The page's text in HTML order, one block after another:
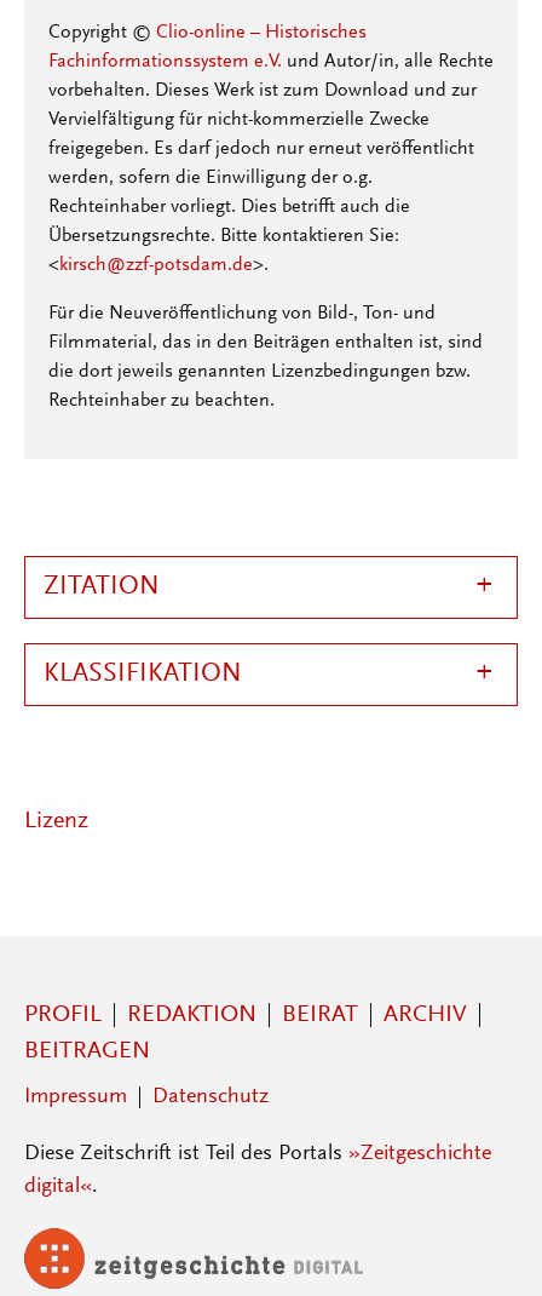
Copyright © Clio-online – Historisches
Fachinformationssystem e.V. und Autor/in, alle Rechte
vorbehalten. Dieses Werk ist zum Download und zur
Vervielfältigung für nicht-kommerzielle Zwecke
freigegeben. Es darf jedoch nur erneut veröffentlicht
werden, sofern die Einwilligung der o.g.
Rechteinhaber vorliegt. Dies betrifft auch die
Übersetzungsrechte. Bitte kontaktieren Sie:
<kirsch@zzf-potsdam.de>.
Für die Neuveröffentlichung von Bild-, Ton- und
Filmmaterial, das in den Beiträgen enthalten ist, sind
die dort jeweils genannten Lizenzbedingungen bzw.
Rechteinhaber zu beachten.
ZITATION
KLASSIFIKATION
Lizenz
PROFIL REDAKTION BEIRAT
ARCHIV
BEITRAGEN
Impressum Datenschutz
Diese Zeitschrift ist Teil des Portals »Zeitgeschichte
digital«.